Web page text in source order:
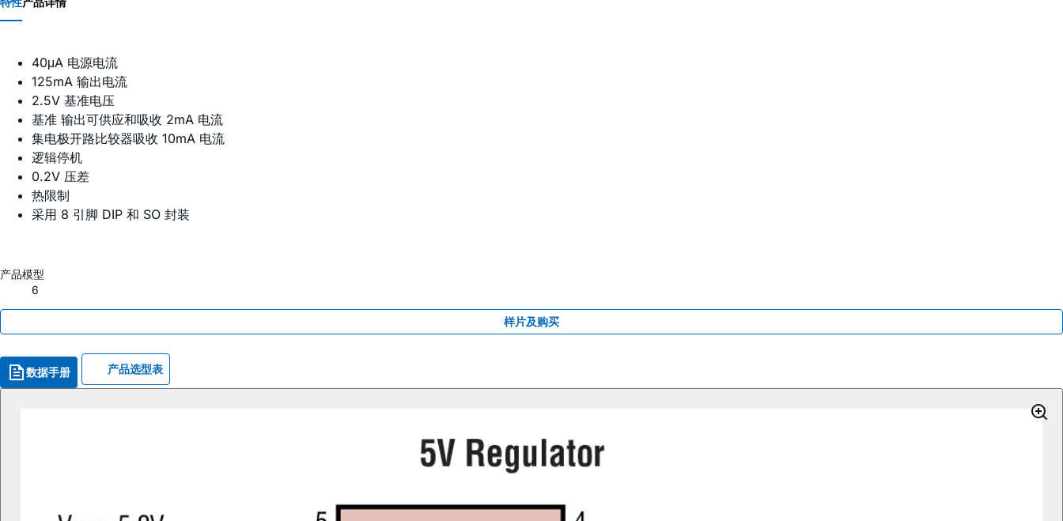
40μA 电源电流
125mA 输出电流
2.5V 基准电压
基准 输出可供应和吸收 2mA 电流
集电极开路比较器吸收 10mA 电流
逻辑停机
0.2V 压差
热限制
采用 8 引脚 DIP 和 SO 封装
产品模型
6
样片及购买
数据手册 产品选型表